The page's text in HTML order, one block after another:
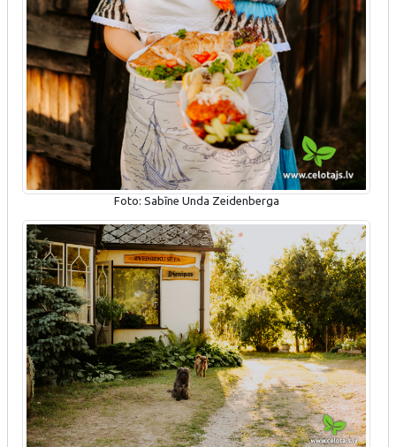
Foto: Sabīne Unda Zeidenberga